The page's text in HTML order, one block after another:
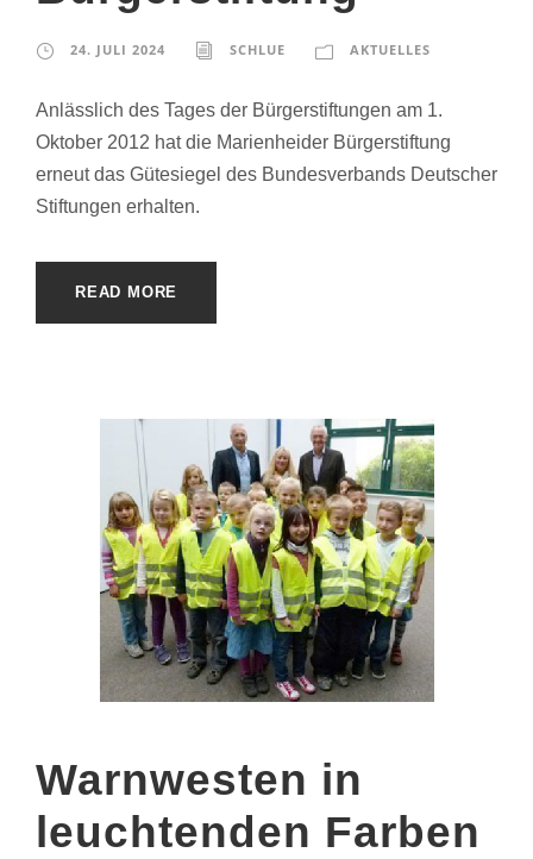
24. JULI 2024 SCHLUE AKTUELLES
Anlässlich des Tages der Bürgerstiftungen am 1.
Oktober 2012 hat die Marienheider Bürgerstiftung
erneut das Gütesiegel des Bundesverbands Deutscher
Stiftungen erhalten.
READ MORE
Warnwesten in
leuchtenden Farben